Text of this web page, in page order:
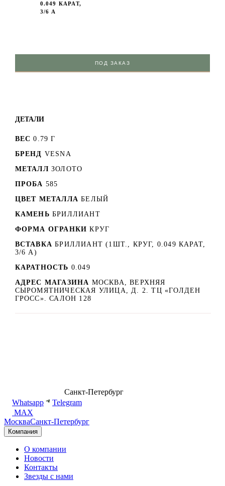
0.049 КАРАТ,
3/6 А
ПОД ЗАКАЗ
ДЕТАЛИ
ВЕС 0.79 Г
БРЕНД VESNA
МЕТАЛЛ ЗОЛОТО
ПРОБА 585
ЦВЕТ МЕТАЛЛА БЕЛЫЙ
КАМЕНЬ БРИЛЛИАНТ
ФОРМА ОГРАНКИ КРУГ
ВСТАВКА БРИЛЛИАНТ (1ШТ., КРУГ, 0.049 КАРАТ,
3/6 А)
КАРАТНОСТЬ 0.049
АДРЕС МАГАЗИНА МОСКВА, ВЕРХНЯЯ
СЫРОМЯТНИЧЕСКАЯ УЛИЦА, Д. 2. ТЦ «ГОЛДЕН
ГРОСС». САЛОН 128
Санкт-Петербург
Whatsapp
Telegram
MAX
МоскваСанкт-Петербург
Компания
О компании
Новости
Контакты
Звезды с нами